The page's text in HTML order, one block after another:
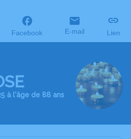
Facebook E-mail Lien
à l'âge de 88 ans